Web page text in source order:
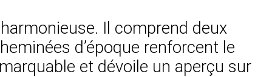
Il comprend deux
d’époque renforcent le
et dévoile un aperçu sur